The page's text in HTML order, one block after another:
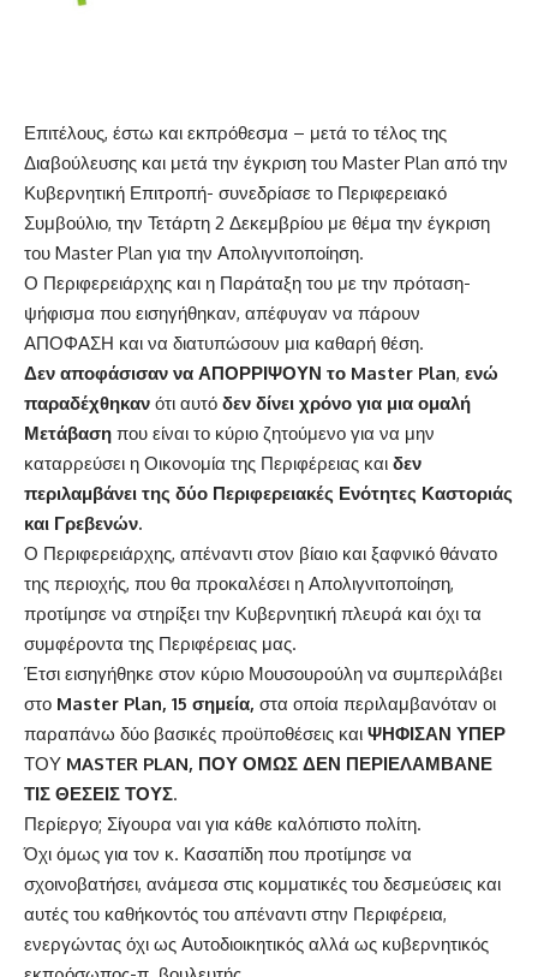
Επιτέλους, έστω και εκπρόθεσμα – μετά το τέλος της
Διαβούλευσης και μετά την έγκριση του Master Plan από την
Κυβερνητική Επιτροπή- συνεδρίασε το Περιφερειακό
Συμβούλιο, την Τετάρτη 2 Δεκεμβρίου με θέμα την έγκριση
του Master Plan για την Απολιγνιτοποίηση.
Ο Περιφερειάρχης και η Παράταξη του με την πρόταση-
ψήφισμα που εισηγήθηκαν, απέφυγαν να πάρουν
ΑΠΟΦΑΣΗ και να διατυπώσουν μια καθαρή θέση.
Δεν αποφάσισαν να ΑΠΟΡΡΙΨΟΥΝ το Master Plan, ενώ
παραδέχθηκαν ότι αυτό δεν δίνει χρόνο για μια ομαλή
Μετάβαση που είναι το κύριο ζητούμενο για να μην
καταρρεύσει η Οικονομία της Περιφέρειας και δεν
περιλαμβάνει της δύο Περιφερειακές Ενότητες Καστοριάς
και Γρεβενών.
Ο Περιφερειάρχης, απέναντι στον βίαιο και ξαφνικό θάνατο
της περιοχής, που θα προκαλέσει η Απολιγνιτοποίηση,
προτίμησε να στηρίξει την Κυβερνητική πλευρά και όχι τα
συμφέροντα της Περιφέρειας μας.
Έτσι εισηγήθηκε στον κύριο Μουσουρούλη να συμπεριλάβει
στο Master Plan, 15 σημεία, στα οποία περιλαμβανόταν οι
παραπάνω δύο βασικές προϋποθέσεις και ΨΗΦΙΣΑΝ ΥΠΕΡ
ΤΟΥ MASTER PLAN, ΠΟΥ ΟΜΩΣ ΔΕΝ ΠΕΡΙΕΛΑΜΒΑΝΕ
ΤΙΣ ΘΕΣΕΙΣ ΤΟΥΣ.
Περίεργο; Σίγουρα ναι για κάθε καλόπιστο πολίτη.
Όχι όμως για τον κ. Κασαπίδη που προτίμησε να
σχοινοβατήσει, ανάμεσα στις κομματικές του δεσμεύσεις και
αυτές του καθήκοντός του απέναντι στην Περιφέρεια,
ενεργώντας όχι ως Αυτοδιοικητικός αλλά ως κυβερνητικός